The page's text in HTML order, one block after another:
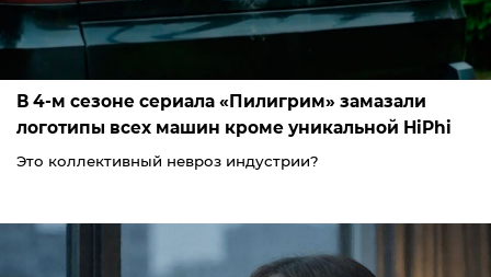
В 4-м сезоне сериала «Пилигрим» замазали
логотипы всех машин кроме уникальной HiPhi
Это коллективный невроз индустрии?